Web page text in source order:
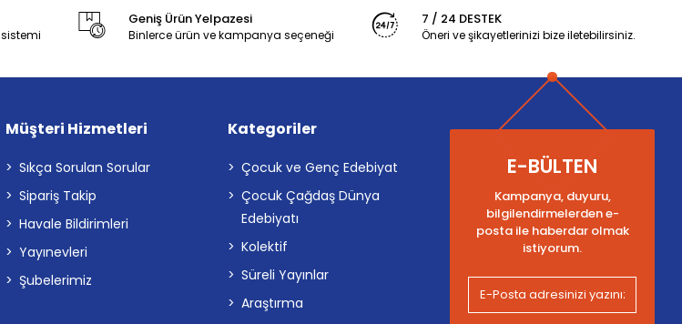
Geniş Ürün Yelpazesi
Binlerce ürün ve kampanya seçeneği
7 / 24 DESTEK
Öneri ve şikayetlerinizi bize iletebilirsiniz.
Müşteri Hizmetleri
Sıkça Sorulan Sorular
Sipariş Takip
Havale Bildirimleri
Yayınevleri
Şubelerimiz
Kategoriler
Çocuk ve Genç Edebiyat
Çocuk Çağdaş Dünya
Edebiyatı
Kolektif
Süreli Yayınlar
Araştırma
E-BÜLTEN
Kampanya, duyuru,
bilgilendirmelerden e-
posta ile haberdar olmak
istiyorum.